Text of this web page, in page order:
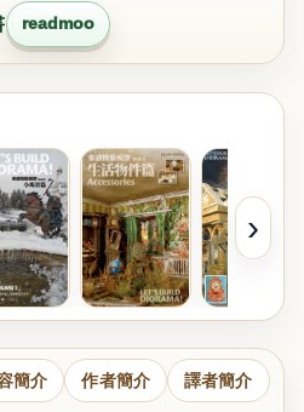
readmoo
›
簡介 作者簡介 譯者簡介